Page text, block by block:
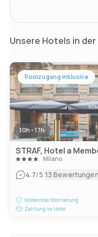
Unsere Hotels in der
Poolzugang inklusive
10h - 17h
STRAF, Hotel a
Milano
4.7/5|13 Bewertungen
Kostenlose Stornierung
Zahlung im Hotel